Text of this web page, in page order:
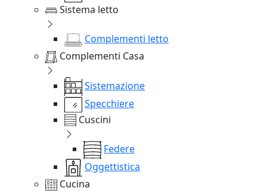
Sistema letto
Complementi letto
Complementi Casa
Sistemazione
Specchiere
Cuscini
Federe
Oggettistica
Cucina